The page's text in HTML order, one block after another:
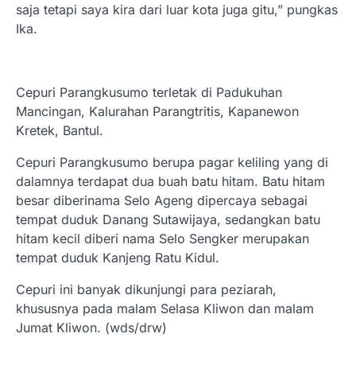
saja tetapi saya kira dari luar kota juga gitu,” pungkas
Ika.
Cepuri Parangkusumo terletak di Padukuhan
Mancingan, Kalurahan Parangtritis, Kapanewon
Kretek, Bantul.
Cepuri Parangkusumo berupa pagar keliling yang di
dalamnya terdapat dua buah batu hitam. Batu hitam
besar diberinama Selo Ageng dipercaya sebagai
tempat duduk Danang Sutawijaya, sedangkan batu
hitam kecil diberi nama Selo Sengker merupakan
tempat duduk Kanjeng Ratu Kidul.
Cepuri ini banyak dikunjungi para peziarah,
khususnya pada malam Selasa Kliwon dan malam
Jumat Kliwon. (wds/drw)